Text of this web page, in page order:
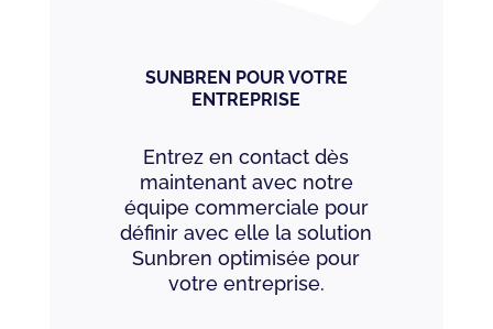
SUNBREN POUR VOTRE
ENTREPRISE
Entrez en contact dès
maintenant avec notre
équipe commerciale pour
définir avec elle la solution
Sunbren optimisée pour
votre entreprise.